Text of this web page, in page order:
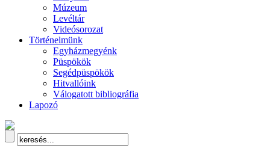
Múzeum
Levéltár
Videósorozat
Történelmünk
Egyházmegyénk
Püspökök
Segédpüspökök
Hitvallóink
Válogatott bibliográfia
Lapozó